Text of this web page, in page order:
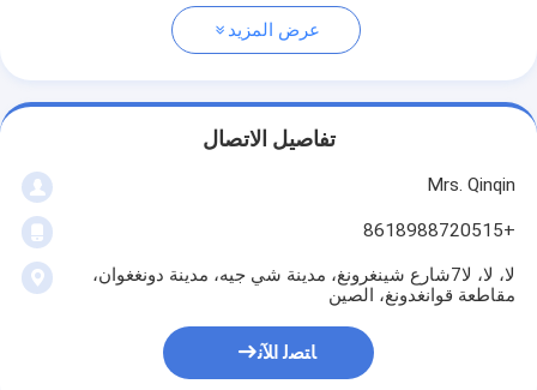
عرض المزيد
تفاصيل الاتصال
Mrs. Qinqin
+8618988720515
لا، لا، لا7شارع شينغرونغ، مدينة شي جيه، مدينة دونغغوان،
مقاطعة قوانغدونغ، الصين
ﺎﺘﺼﻟ ﺍﻶﻧ